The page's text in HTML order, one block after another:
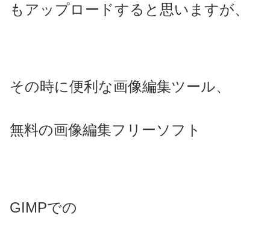
もアップロードすると思いますが、
その時に便利な画像編集ツール、
無料の画像編集フリーソフト
GIMPでの